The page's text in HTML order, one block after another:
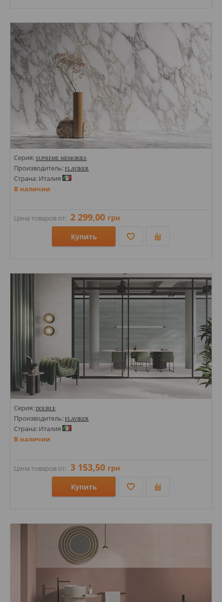
Стили: Под дерево;
Цвета:
Серия: SUPREME MEMORIES
Производитель: FLAVIKER
Страна: Италия
В наличии
Цена товаров от: 2 299,00 грн
Купить
Стили: Под мрамор; Под камень;
Серия: DOUBLE
Производитель: FLAVIKER
Страна: Италия
В наличии
Цена товаров от: 3 153,50 грн
Купить
Стили: Под камень; Под травертин;